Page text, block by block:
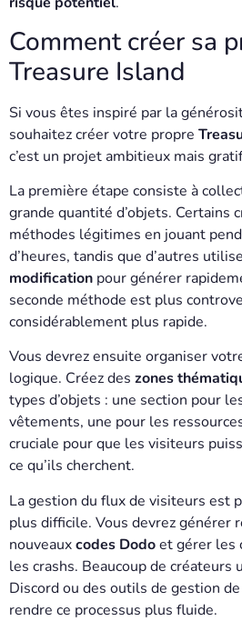
Comment créer sa
Treasure Island
Si vous êtes inspiré par la
souhaitez créer votre propre
c’est un projet ambitieux mais
La première étape consiste à
grande quantité d’objets. Certains
méthodes légitimes en jouant
d’heures, tandis que d’autres
modification pour générer
seconde méthode est plus
considérablement plus rapide.
Vous devrez ensuite organiser
logique. Créez des zones
types d’objets : une section pour
vêtements, une pour les
cruciale pour que les visiteurs
ce qu’ils cherchent.
La gestion du flux de visiteurs est
plus difficile. Vous devrez générer
nouveauxcodes Dodoet gérer les
les crashs. Beaucoup de créateurs
Discord ou des outils de gestion
rendre ce processus plus fluide.